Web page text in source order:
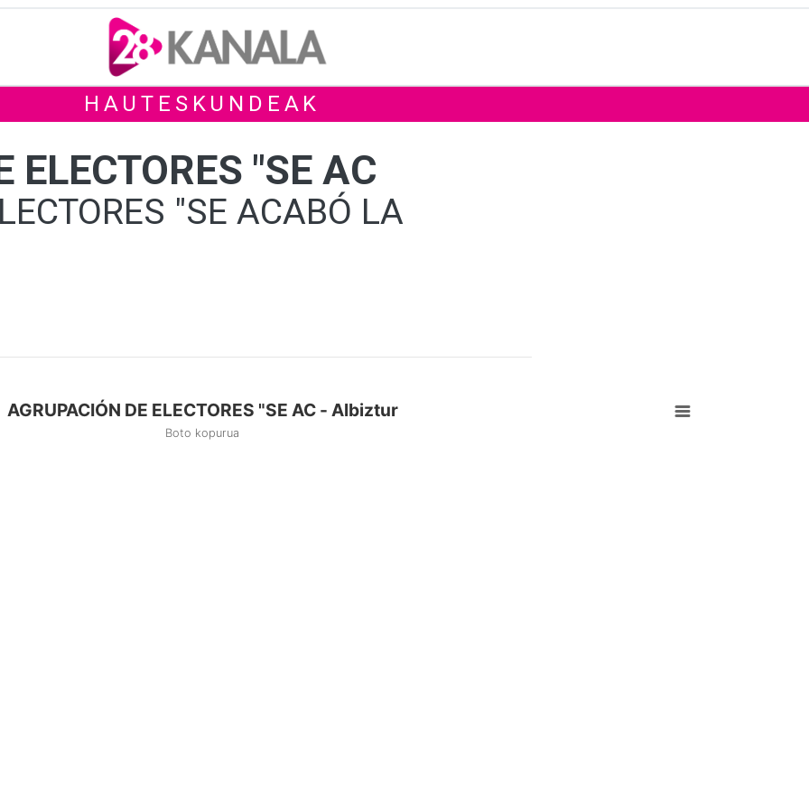
HAUTESKUNDEAK
ELECTORES "SE AC
"SE ACABÓ LA
AGRUPACIÓN DE ELECTORES "SE AC - Albiztur
Boto kopurua